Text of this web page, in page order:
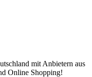
mit Anbietern aus
Online Shopping!